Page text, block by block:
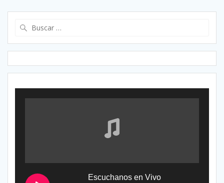
Escuchanos en Vivo